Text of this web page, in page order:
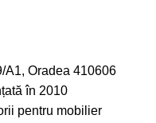
A1, Oradea 410606
în 2010
pentru mobilier